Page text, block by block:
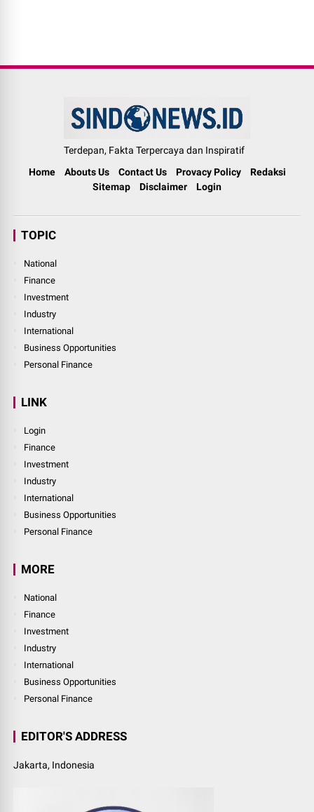
Terdepan, Fakta Terpercaya dan Inspiratif
Home
Abouts Us Contact Us Provacy Policy
Redaksi
Sitemap
Disclaimer Login
TOPIC
National
Finance
Investment
Industry
International
Business Opportunities
Personal Finance
LINK
Login
Finance
Investment
Industry
International
Business Opportunities
Personal Finance
MORE
National
Finance
Investment
Industry
International
Business Opportunities
Personal Finance
EDITOR'S ADDRESS
Jakarta, Indonesia